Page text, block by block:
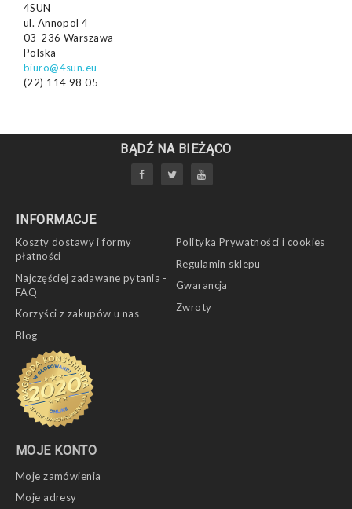
4SUN
ul. Annopol 4
03-236 Warszawa
Polska
biuro@4sun.eu
(22) 114 98 05
BĄDŹ NA BIEŻĄCO
INFORMACJE
Koszty dostawy i formy
płatności
Najczęściej zadawane pytania -
FAQ
Korzyści z zakupów u nas
Blog
Polityka Prywatności i cookies
Regulamin sklepu
Gwarancja
Zwroty
MOJE KONTO
Moje zamówienia
Moje adresy